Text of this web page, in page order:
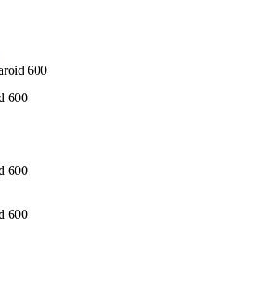
600